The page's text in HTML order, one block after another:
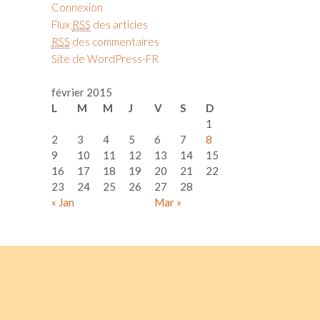
Connexion
Flux RSS des articles
RSS des commentaires
Site de WordPress-FR
février 2015
L
M M J V S D
« Jan Mar »
1
2
3 4 5 6 7
8
9
10 11 12 13 14
15
16
17 18 19 20 21
22
23
24 25 26 27 28